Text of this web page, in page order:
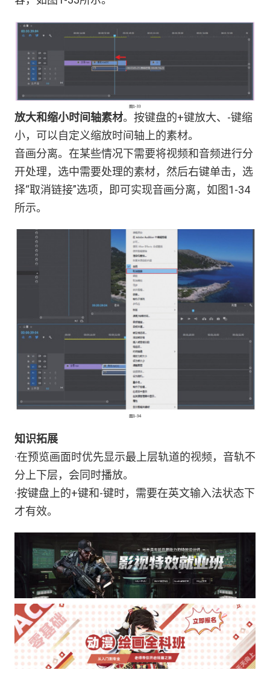
放大和缩小时间轴素材。按键盘的+键放大、-键缩
小，可以自定义缩放时间轴上的素材。
音画分离。在某些情况下需要将视频和音频进行分
开处理，选中需要处理的素材，然后右键单击，选
择“取消链接”选项，即可实现音画分离，如图1-34
所示。
知识拓展
·在预览画面时优先显示最上层轨道的视频，音轨不
分上下层，会同时播放。
·按键盘上的+键和-键时，需要在英文输入法状态下
才有效。